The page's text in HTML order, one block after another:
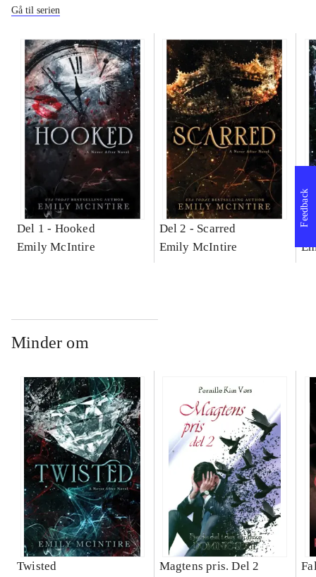
Gå til serien
Del 1 - Hooked
Emily McIntire
Del 2 - Scarred
Emily McIntire
Minder om
Twisted
Magtens pris. Del 2
Feedback